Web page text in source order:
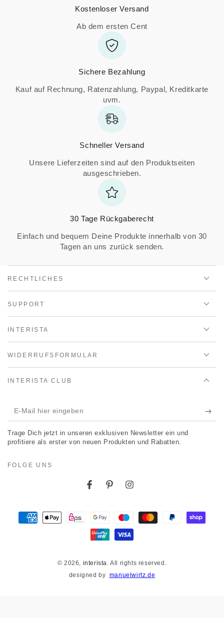
Kostenloser Versand
Ab dem ersten Cent
Sichere Bezahlung
Kauf auf Rechnung, Ratenzahlung, Paypal, Kreditkarte
uvm.
Schneller Versand
Unsere Lieferzeiten sind auf den Produktseiten
ausgeschrieben.
30 Tage Rückgaberecht
Einfach und bequem Deine Produkte innerhalb von 30
Tagen an uns zurück senden.
RECHTLICHES
SUPPORT
INTERISTA
WIDERRUFSFORMULAR
INTERISTA CLUB
E-
Mail
hier
Trage Dich jetzt in unseren exklusiven Newsletter ein und
profitiere als erster von neuen Produkten und Rabatten.
FOLGE UNS
FacebookPinterestInstagram
© 2026, interista. All rights reserved.
designed by manuelwirtz.de
Zahlungsmöglichkeiten